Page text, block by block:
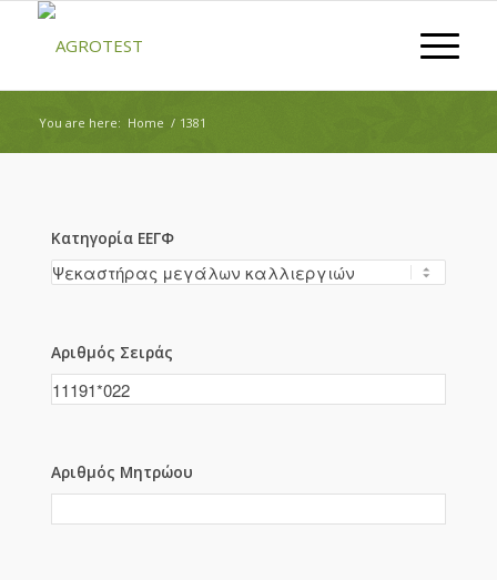
You are here: Home / 1381
Κατηγορία ΕΕΓΦ
Αριθμός Σειράς
Αριθμός Μητρώου